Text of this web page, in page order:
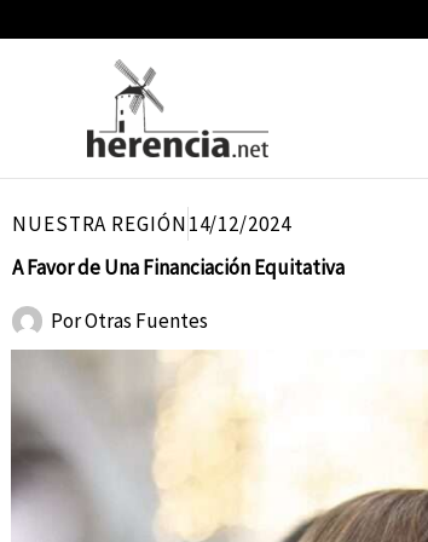
NUESTRA REGIÓN14/12/2024
A Favor de Una Financiación Equitativa
PorOtras Fuentes